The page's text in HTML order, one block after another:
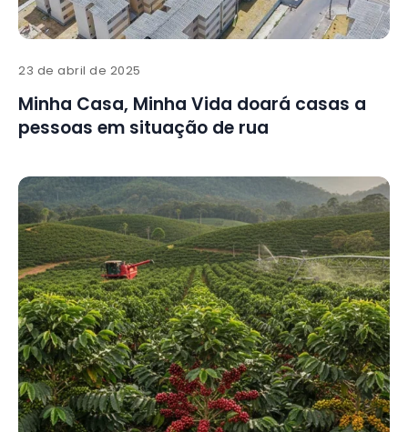
23 de abril de 2025
Minha Casa, Minha Vida doará casas a
pessoas em situação de rua